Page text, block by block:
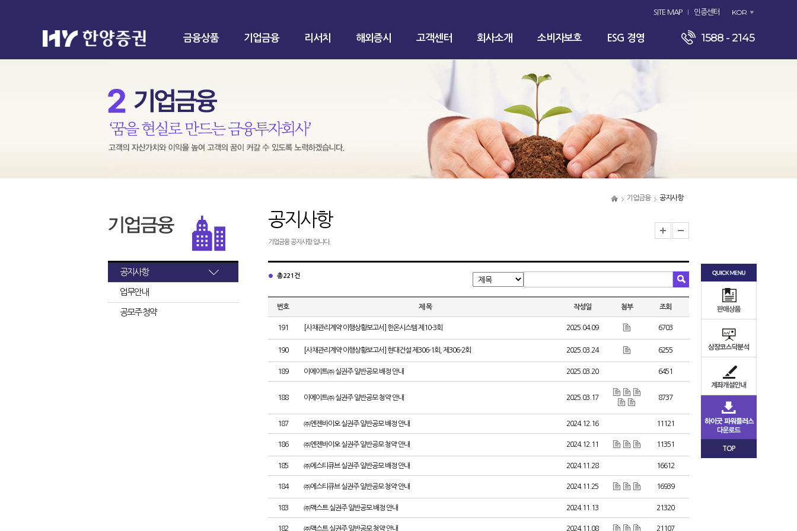
SITE MAP 인증센터 KOR
금융상품 기업금융 리서치 해외증시 고객센터 회사소개 소비자보호 ESG 경영 1588 - 2145
기업금융 공지사항
공지사항
업무안내
공모주 청약
공지사항
기업금융 공지사항 입니다.
총 221건
번호 제 목 작성일 첨부 조회
191 [사채관리계약 이행상황보고서] 한온시스템 제10-3회 2025.04.09 6703
190 [사채관리계약 이행상황보고서] 현대건설 제306-1회, 제306-2회 2025.03.24 6255
189 이에이트㈜ 실권주 일반공모 배정 안내 2025.03.20 6451
188 이에이트㈜ 실권주 일반공모 청약 안내 2025.03.17 8737
187 ㈜엔젠바이오 실권주 일반공모 배정 안내 2024.12.16 11121
186 ㈜엔젠바이오 실권주 일반공모 청약 안내 2024.12.11 11351
185 ㈜에스티큐브 실권주 일반공모 배정 안내 2024.11.28 16612
184 ㈜에스티큐브 실권주 일반공모 청약 안내 2024.11.25 16939
183 ㈜맥스트 실권주 일반공모 배정 안내 2024.11.13 21320
182 ㈜맥스트 실권주 일반공모 청약 안내 2024.11.08 21107
TOP